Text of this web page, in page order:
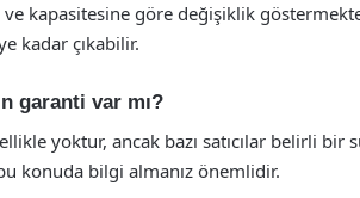
kapasitesine göre değişiklik
kadar çıkabilir.
garanti var mı?
yoktur, ancak bazı satıcılar belirli bir
konuda bilgi almanız önemlidir.